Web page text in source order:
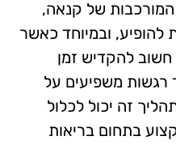
של קנאה,
להופיע, ובמיוחד כאשר
להקדיש זמן
רגשות משפיעים על
זה יכול לכלול
בתחום בריאות